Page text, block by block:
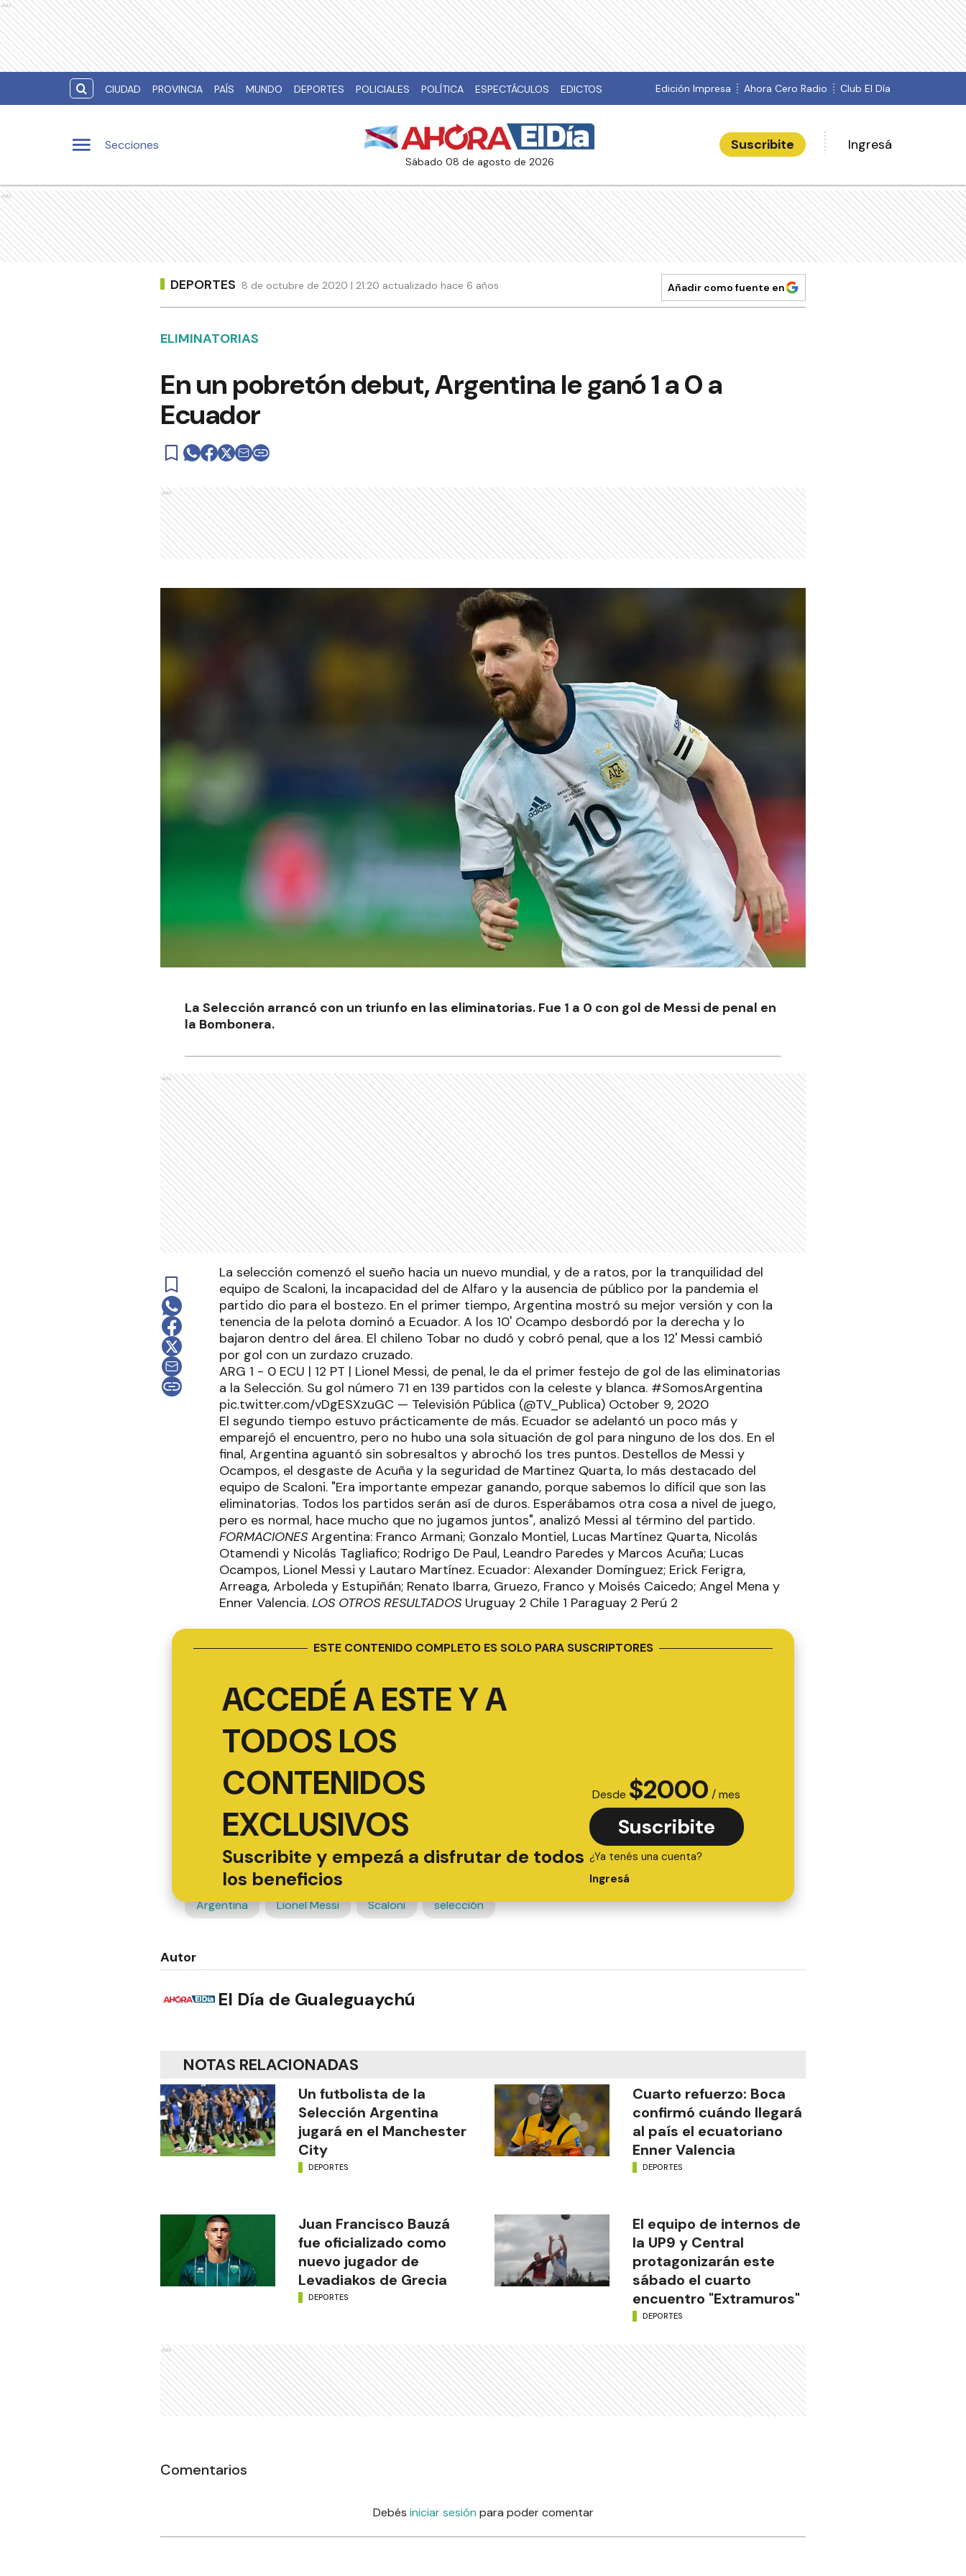
Ads
CIUDAD PROVINCIA PAÍS MUNDO DEPORTES POLICIALES POLÍTICA ESPECTÁCULOS EDICTOS Edición Impresa Ahora Cero Radio Club El Día
Secciones
sábado 08 de agosto de 2026
Suscribite Ingresá
Ads
DEPORTES 8 de octubre de 2020 | 21:20 actualizado hace 6 años Añadir como fuente en
ELIMINATORIAS
En un pobretón debut, Argentina le ganó 1 a 0 a
Ecuador
Ads
La Selección arrancó con un triunfo en las eliminatorias. Fue 1 a 0 con gol de Messi de penal en
la Bombonera.
Ads
La selección comenzó el sueño hacia un nuevo mundial, y de a ratos, por la tranquilidad del
equipo de Scaloni, la incapacidad del de Alfaro y la ausencia de público por la pandemia el
partido dio para el bostezo. En el primer tiempo, Argentina mostró su mejor versión y con la
tenencia de la pelota dominó a Ecuador. A los 10' Ocampo desbordó por la derecha y lo
bajaron dentro del área. El chileno Tobar no dudó y cobró penal, que a los 12' Messi cambió
por gol con un zurdazo cruzado.
ARG 1 - 0 ECU | 12 PT | Lionel Messi, de penal, le da el primer festejo de gol de las eliminatorias
a la Selección. Su gol número 71 en 139 partidos con la celeste y blanca. #SomosArgentina
pic.twitter.com/vDgESXzuGC — Televisión Pública (@TV_Publica) October 9, 2020
El segundo tiempo estuvo prácticamente de más. Ecuador se adelantó un poco más y
emparejó el encuentro, pero no hubo una sola situación de gol para ninguno de los dos. En el
final, Argentina aguantó sin sobresaltos y abrochó los tres puntos. Destellos de Messi y
Ocampos, el desgaste de Acuña y la seguridad de Martinez Quarta, lo más destacado del
equipo de Scaloni. "Era importante empezar ganando, porque sabemos lo difícil que son las
eliminatorias. Todos los partidos serán así de duros. Esperábamos otra cosa a nivel de juego,
pero es normal, hace mucho que no jugamos juntos", analizó Messi al término del partido.
FORMACIONES Argentina: Franco Armani; Gonzalo Montiel, Lucas Martínez Quarta, Nicolás
Otamendi y Nicolás Tagliafico; Rodrigo De Paul, Leandro Paredes y Marcos Acuña; Lucas
Ocampos, Lionel Messi y Lautaro Martínez. Ecuador: Alexander Domínguez; Erick Ferigra,
Arreaga, Arboleda y Estupiñán; Renato Ibarra, Gruezo, Franco y Moisés Caicedo; Angel Mena y
Enner Valencia. LOS OTROS RESULTADOS Uruguay 2 Chile 1 Paraguay 2 Perú 2
ESTE CONTENIDO COMPLETO ES SOLO PARA SUSCRIPTORES
ACCEDÉ A ESTE Y A
TODOS LOS
CONTENIDOS
EXCLUSIVOS
Suscribite y empezá a disfrutar de todos
los beneficios
Desde $2000 / mes
Suscribite
¿Ya tenés una cuenta?
Ingresá
Argentina Lionel Messi Scaloni selección
Autor
El Día de Gualeguaychú
NOTAS RELACIONADAS
Un futbolista de la
Selección Argentina
jugará en el Manchester
City
DEPORTES
Cuarto refuerzo: Boca
confirmó cuándo llegará
al país el ecuatoriano
Enner Valencia
DEPORTES
Juan Francisco Bauzá
fue oficializado como
nuevo jugador de
Levadiakos de Grecia
DEPORTES
El equipo de internos de
la UP9 y Central
protagonizarán este
sábado el cuarto
encuentro "Extramuros"
DEPORTES
Ads
Comentarios
Debés iniciar sesión para poder comentar